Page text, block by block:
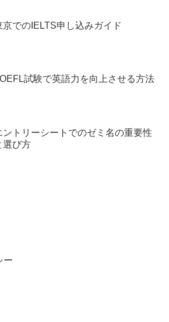
京でのIELTS申し込みガイド
試験で英語力を向上させる方法
ントリーシートでのゼミ名の重要性
選び方
ー